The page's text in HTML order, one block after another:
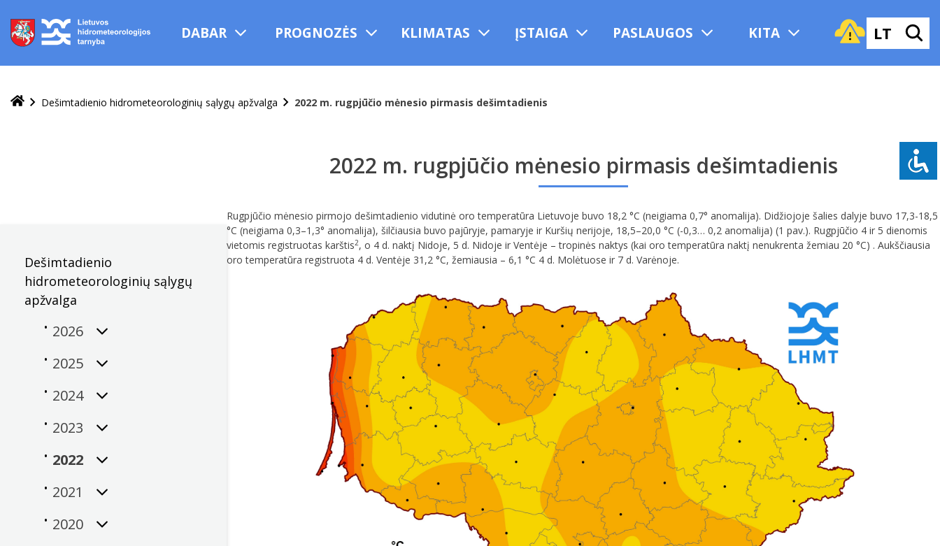
pereiti
turinį
DABAR PROGNOZĖS KLIMATAS ĮSTAIGA PASLAUGOS KITA LT
Dešimtadienio hidrometeorologinių sąlygų apžvalga 2022 m. rugpjūčio mėnesio pirmasis dešimtadienis
Dešimtadienio
hidrometeorologinių sąlygų
apžvalga
2026
2025
2024
2023
2022
2021
2020
2022 m. rugpjūčio mėnesio pirmasis dešimtadienis
Rugpjūčio mėnesio pirmojo dešimtadienio vidutinė oro temperatūra Lietuvoje buvo 18,2 °C (neigiama 0,7° anomalija). Didžiojoje šalies dalyje buvo 17,3-18,5
°C (neigiama 0,3–1,3° anomalija), šilčiausia buvo pajūryje, pamaryje ir Kuršių nerijoje, 18,5–20,0 °C (-0,3… 0,2 anomalija) (1 pav.). Rugpjūčio 4 ir 5 dienomis
vietomis registruotas karštis2, o 4 d. naktį Nidoje, 5 d. Nidoje ir Ventėje – tropinės naktys (kai oro temperatūra naktį nenukrenta žemiau 20 °C) . Aukščiausia
oro temperatūra registruota 4 d. Ventėje 31,2 °C, žemiausia – 6,1 °C 4 d. Molėtuose ir 7 d. Varėnoje.